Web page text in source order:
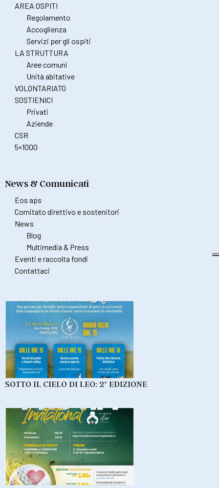
AREA OSPITI
Regolamento
Accoglienza
Servizi per gli ospiti
LA STRUTTURA
Aree comuni
Unità abitative
VOLONTARIATO
SOSTIENICI
Privati
Aziende
CSR
5×1000
News & Comunicati
Eos aps
Comitato direttivo e sostenitori
News
Blog
Multimedia & Press
Eventi e raccolta fondi
Contattaci
SOTTO IL CIELO DI LEO: 2° EDIZIONE